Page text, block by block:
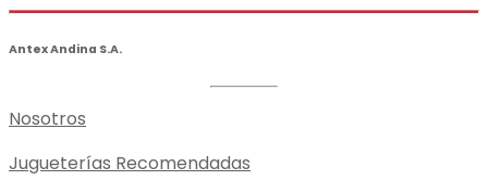
Antex Andina S.A.
Nosotros
Jugueterías Recomendadas